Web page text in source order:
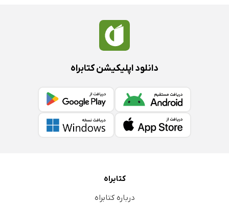
دانلود اپلیکیشن کتابراه
کتابراه
درباره کتابراه